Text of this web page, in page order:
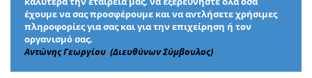
έχουμε να σας προσφέρουμε και να αντλήσετε χρήσιμες
πληροφορίες για σας και για την επιχείρηση ή τον
οργανισμό σας.
Αντώνης Γεωργίου (Διευθύνων Σύμβουλος)